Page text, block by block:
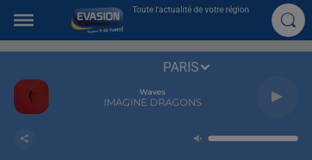
Toute l'actualité de votre région
Waves
IMAGINE DRAGONS
PARIS